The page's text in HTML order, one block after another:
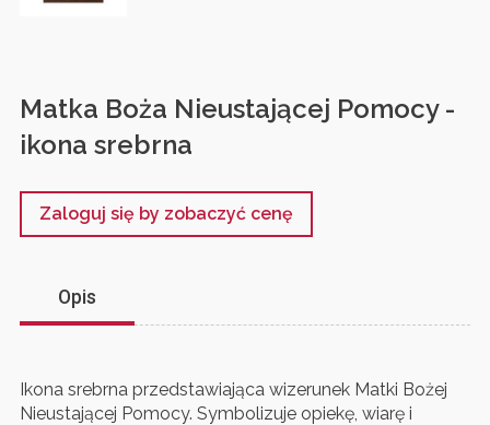
Matka Boża Nieustającej Pomocy -
ikona srebrna
Zaloguj się by zobaczyć cenę
Opis
Ikona srebrna przedstawiająca wizerunek Matki Bożej
Nieustającej Pomocy. Symbolizuje opiekę, wiarę i